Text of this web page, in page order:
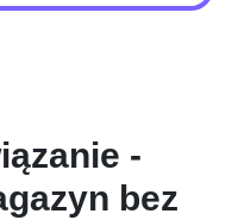
-
bez